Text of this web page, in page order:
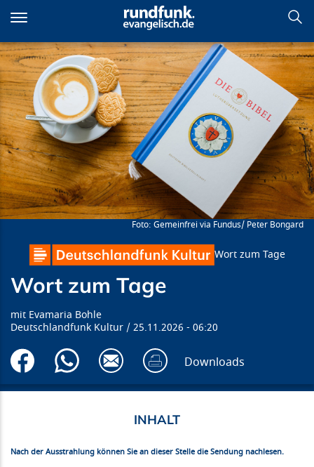
zum
Inhalt
Wort zum Tage
Gemeinfrei via Fundus/ Peter Bongard
Wort zum Tage
Wort zum Tage
Evamaria Bohle
Deutschlandfunk Kultur
25.11.2026 06:20
Downloads
Nach der Ausstrahlung können Sie an dieser Stelle die Sendung nachlesen.